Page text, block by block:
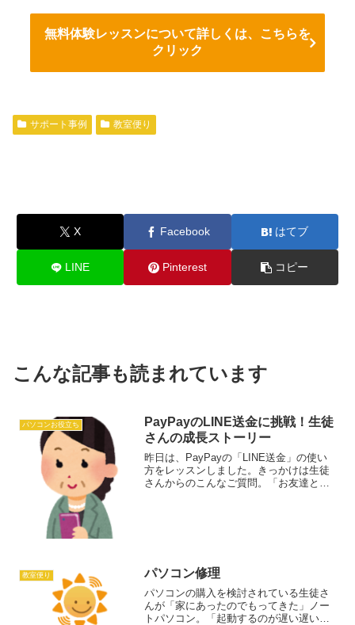
無料体験レッスンについて詳しくは、こちらを
クリック
サポート事例 教室便り
X Facebook はてブ
LINE Pinterest コピー
こんな記事も読まれています
パソコンお役立ち
PayPayのLINE送金に挑戦！生徒
さんの成長ストーリー
昨日は、PayPayの「LINE送金」の使い
方をレッスンしました。きっかけは生徒
さんからのこんなご質問。「お友達と食
教室便り パソコン修理
パソコンの購入を検討されている生徒さ
んが「家にあったのでもってきた」ノー
トパソコン。「起動するのが遅い遅いと